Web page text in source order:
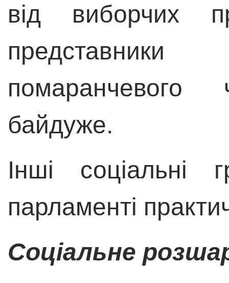
від виборчих
представники
байдуже.
Інші соціальні
парламенті
Соціальне